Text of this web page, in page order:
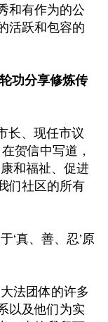
和有作为的公
活跃和包容的
功分享修炼传
长、现任市议
贺信中写道，
和福祉、促进
们社区的所有
‘真、善、忍’原
法团体的许多
以及他们为实